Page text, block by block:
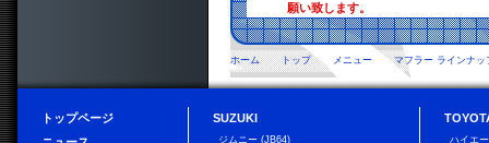
願い致します。
ホーム トップ メニュー マフラー ラインナッ
トップページ
SUZUKI
ジムニー (JB64)
ハイエ